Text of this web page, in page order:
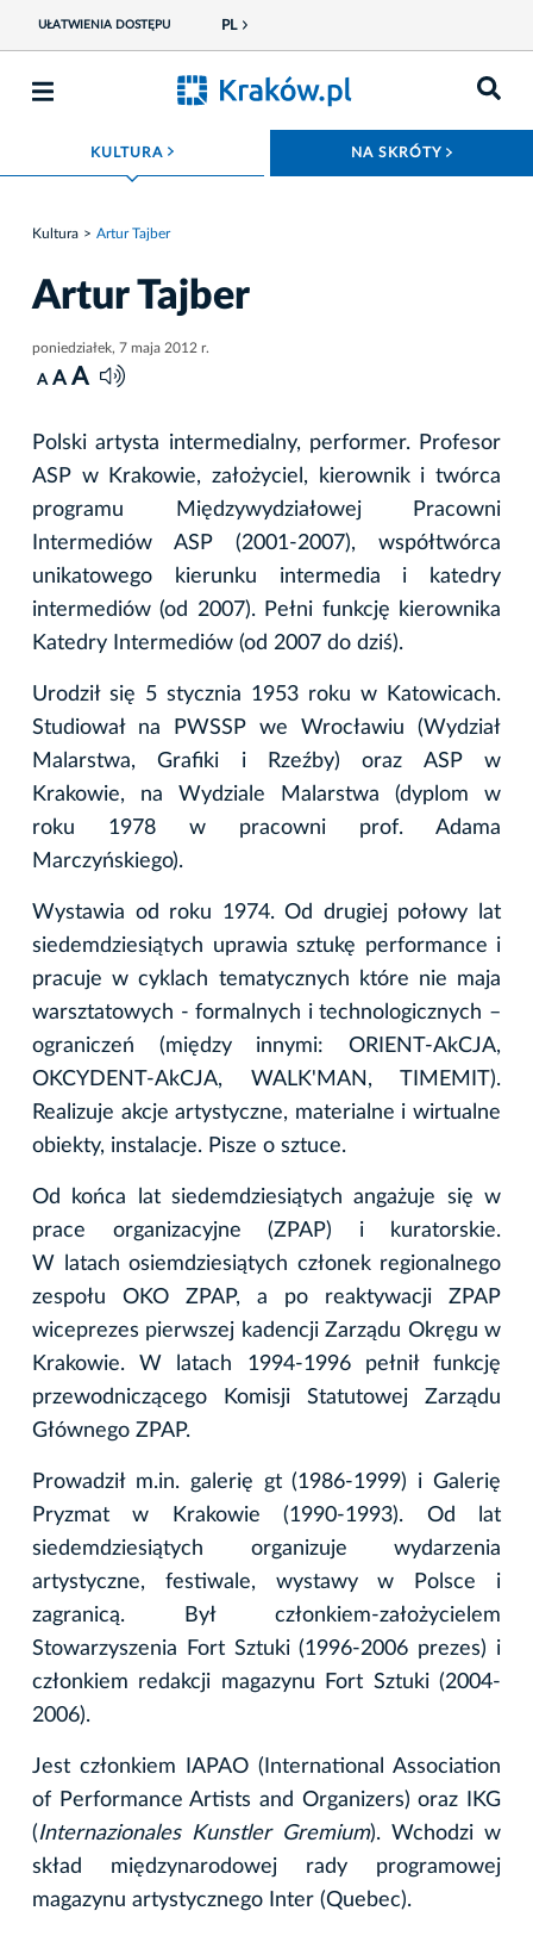
UŁATWIENIA DOSTĘPU PL
KULTURA ROZWIŃ MENU NA SKRÓTY
Kultura Artur Tajber
Artur Tajber
poniedziałek, 7 maja 2012 r.
A A A
Polski artysta intermedialny, performer. Profesor
ASP w Krakowie, założyciel, kierownik i twórca
programu Międzywydziałowej Pracowni
Intermediów ASP (2001-2007), współtwórca
unikatowego kierunku intermedia i katedry
intermediów (od 2007). Pełni funkcję kierownika
Katedry Intermediów (od 2007 do dziś).
Urodził się 5 stycznia 1953 roku w Katowicach.
Studiował na PWSSP we Wrocławiu (Wydział
Malarstwa, Grafiki i Rzeźby) oraz ASP w
Krakowie, na Wydziale Malarstwa (dyplom w
roku 1978 w pracowni prof. Adama
Marczyńskiego).
Wystawia od roku 1974. Od drugiej połowy lat
siedemdziesiątych uprawia sztukę performance i
pracuje w cyklach tematycznych które nie maja
warsztatowych - formalnych i technologicznych –
ograniczeń (między innymi: ORIENT-AkCJA,
OKCYDENT-AkCJA, WALK'MAN, TIMEMIT).
Realizuje akcje artystyczne, materialne i wirtualne
obiekty, instalacje. Pisze o sztuce.
Od końca lat siedemdziesiątych angażuje się w
prace organizacyjne (ZPAP) i kuratorskie.
W latach osiemdziesiątych członek regionalnego
zespołu OKO ZPAP, a po reaktywacji ZPAP
wiceprezes pierwszej kadencji Zarządu Okręgu w
Krakowie. W latach 1994-1996 pełnił funkcję
przewodniczącego Komisji Statutowej Zarządu
Głównego ZPAP.
Prowadził m.in. galerię gt (1986-1999) i Galerię
Pryzmat w Krakowie (1990-1993). Od lat
siedemdziesiątych organizuje wydarzenia
artystyczne, festiwale, wystawy w Polsce i
zagranicą. Był członkiem-założycielem
Stowarzyszenia Fort Sztuki (1996-2006 prezes) i
członkiem redakcji magazynu Fort Sztuki (2004-
2006).
Jest członkiem IAPAO (International Association
of Performance Artists and Organizers) oraz IKG
(Internazionales Kunstler Gremium). Wchodzi w
skład międzynarodowej rady programowej
magazynu artystycznego Inter (Quebec).